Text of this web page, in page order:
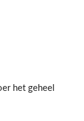
het geheel